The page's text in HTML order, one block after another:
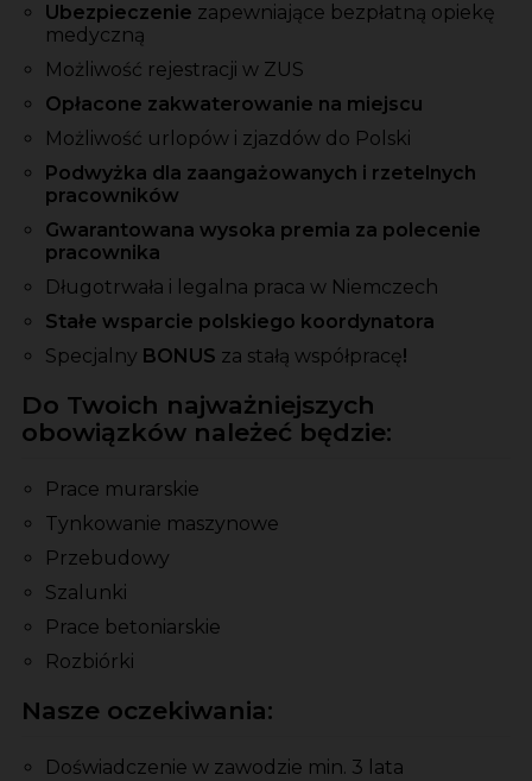
Ubezpieczenie zapewniające bezpłatną opiekę
medyczną
Możliwość rejestracji w ZUS
Opłacone zakwaterowanie na miejscu
Możliwość urlopów i zjazdów do Polski
Podwyżka dla zaangażowanych i rzetelnych
pracowników
Gwarantowana wysoka premia za polecenie
pracownika
Długotrwała i legalna praca w Niemczech
Stałe wsparcie polskiego koordynatora
Specjalny BONUS za stałą współpracę!
Do Twoich najważniejszych
obowiązków należeć będzie:
Prace murarskie
Tynkowanie maszynowe
Przebudowy
Szalunki
Prace betoniarskie
Rozbiórki
Nasze oczekiwania:
Doświadczenie w zawodzie min. 3 lata